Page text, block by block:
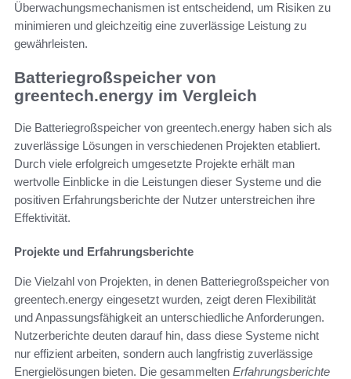
Überwachungsmechanismen ist entscheidend, um Risiken zu
minimieren und gleichzeitig eine zuverlässige Leistung zu
gewährleisten.
Batteriegroßspeicher von
greentech.energy im Vergleich
Die Batteriegroßspeicher von greentech.energy haben sich als
zuverlässige Lösungen in verschiedenen Projekten etabliert.
Durch viele erfolgreich umgesetzte Projekte erhält man
wertvolle Einblicke in die Leistungen dieser Systeme und die
positiven Erfahrungsberichte der Nutzer unterstreichen ihre
Effektivität.
Projekte und Erfahrungsberichte
Die Vielzahl von Projekten, in denen Batteriegroßspeicher von
greentech.energy eingesetzt wurden, zeigt deren Flexibilität
und Anpassungsfähigkeit an unterschiedliche Anforderungen.
Nutzerberichte deuten darauf hin, dass diese Systeme nicht
nur effizient arbeiten, sondern auch langfristig zuverlässige
Energielösungen bieten. Die gesammelten Erfahrungsberichte